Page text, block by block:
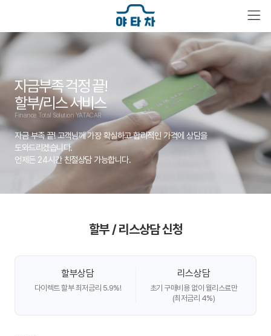
자금부족 걱정 끝!
할부/리스 서비스
Finance Total Solution YATACAR
자금 부족 끝! 고객님께 가장 확실하고 합리적인 가격에 상담을
도와드리겠습니다.
언제든 24시간 친절상담 가능합니다.
할부 / 리스상담 신청
할부상담
다이렉트 할부 최저금리 5.9%!
리스상담
초기 구매비용 없이 월리스료만
(최저금리 4%)